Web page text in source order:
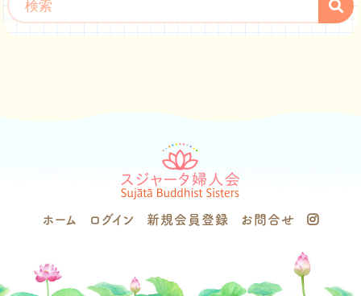
ホーム ログイン 新規会員登録 お問合せ